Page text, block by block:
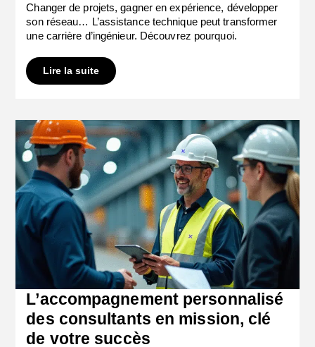
Changer de projets, gagner en expérience, développer
son réseau… L’assistance technique peut transformer
une carrière d’ingénieur. Découvrez pourquoi.
Lire la suite
L’accompagnement personnalisé
des consultants en mission, clé
de votre succès